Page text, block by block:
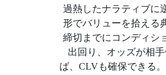
過熱したナラティブに
形でバリューを拾える
締切までにコンディシ
出回り、オッズが相
ば、CLVも確保できる